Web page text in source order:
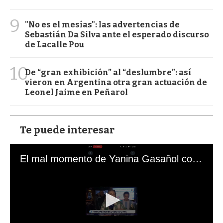
9
"No es el mesías": las advertencias de
Sebastián Da Silva ante el esperado discurso
de Lacalle Pou
10De “gran exhibición” al “deslumbre”: así
vieron en Argentina otra gran actuación de
Leonel Jaime en Peñarol
Te puede interesar
El mal momento de Yanina Gasañol con un hincha argentino en "Subrayado"